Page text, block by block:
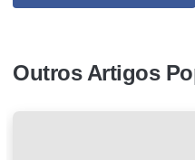
Outros Artigos